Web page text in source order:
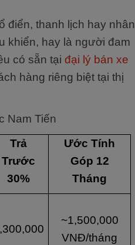
điển, thanh lịch hay nhân
khiển, hay là người đam
có sẵn tại đại lý bán xe
hàng riêng biệt tại thị
Nam Tiến
Trả
Trước
30%
Ước Tính
Góp 12
Tháng
~1,500,000
VNĐ/tháng